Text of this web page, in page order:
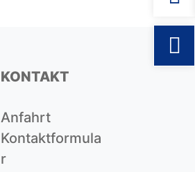
KONTAKT
Anfahrt
Kontaktformula
R